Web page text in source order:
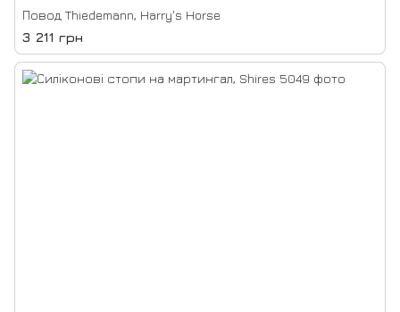
Повод Thiedemann, Harry's Horse
3 211 грн